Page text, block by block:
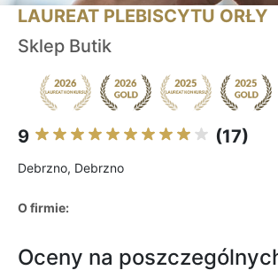
LAUREAT PLEBISCYTU ORŁY
Sklep Butik
9 (17)
Debrzno, Debrzno
O firmie:
Oceny na